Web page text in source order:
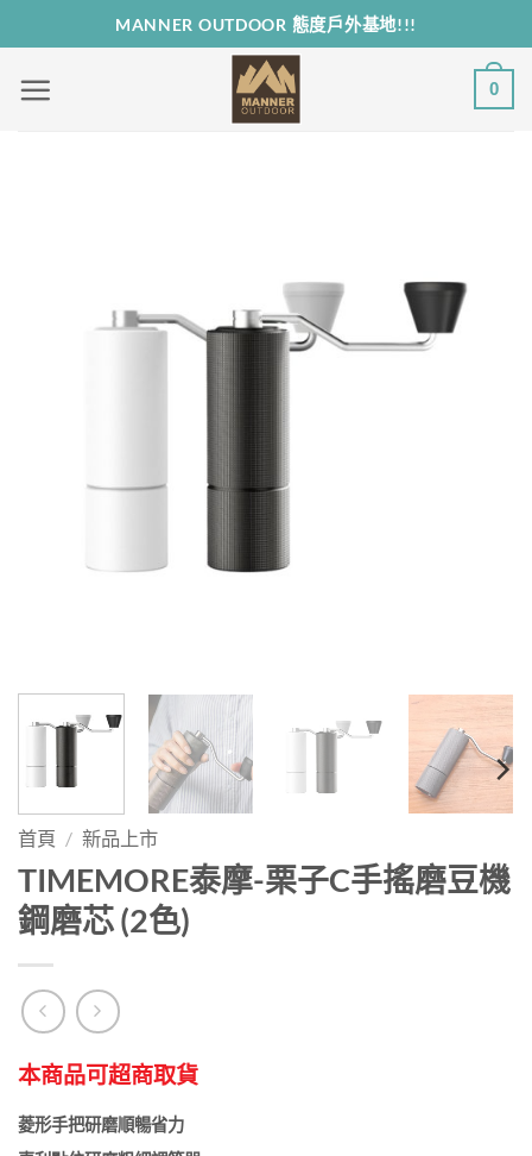
to
content
MANNER OUTDOOR 態度戶外基地!!!
0
首頁 / 新品上市
TIMEMORE泰摩-栗子C手搖磨豆機
鋼磨芯 (2色)
本商品可超商取貨
菱形手把研磨順暢省力